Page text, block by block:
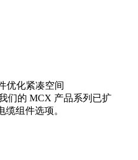
优化紧凑空间
们的 MCX 产品系列已扩
缆组件选项。